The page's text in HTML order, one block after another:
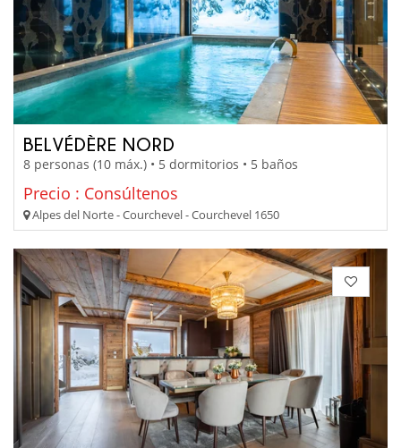
BELVÉDÈRE NORD
8 personas (10 máx.) • 5 dormitorios • 5 baños
Precio : Consúltenos
Alpes del Norte - Courchevel - Courchevel 1650